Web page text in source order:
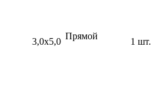
3,0х5,0
Прямой
1 шт.